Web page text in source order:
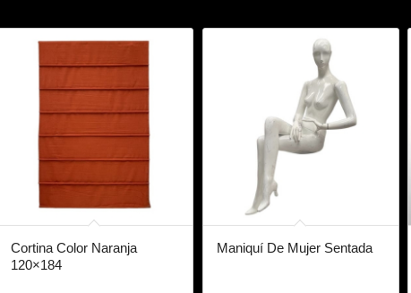
Cortina Color Naranja
120×184
Maniquí De Mujer Sentada